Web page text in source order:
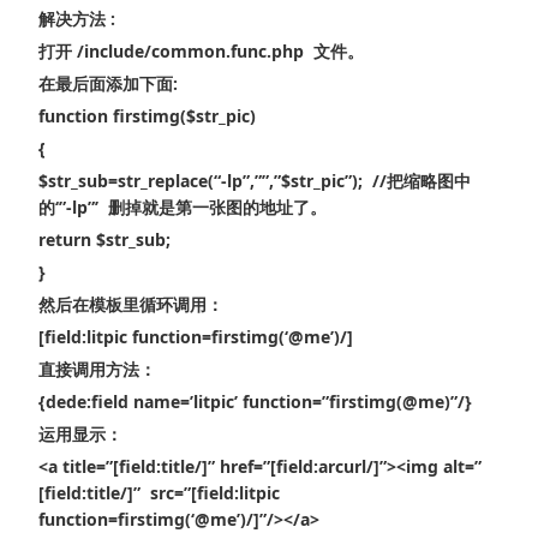
解决方法 :
打开 /include/common.func.php 文件。
在最后面添加下面:
function firstimg($str_pic)
{
$str_sub=str_replace(“-lp”,””,”$str_pic”); //把缩略图中
的‘”-lp”’ 删掉就是第一张图的地址了。
return $str_sub;
}
然后在模板里循环调用：
[field:litpic function=firstimg(‘@me’)/]
直接调用方法：
{dede:field name=’litpic’ function=”firstimg(@me)”/}
运用显示：
<a title=”[field:title/]” href=”[field:arcurl/]”><img alt=”
[field:title/]” src=”[field:litpic
function=firstimg(‘@me’)/]”/></a>